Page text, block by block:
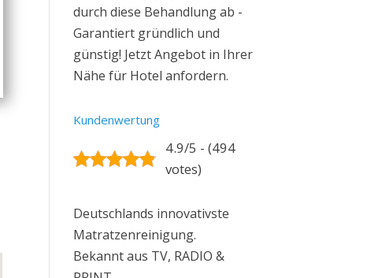
durch diese Behandlung ab -
Garantiert gründlich und
günstig! Jetzt Angebot in Ihrer
Nähe für Hotel anfordern.
Kundenwertung
4.9/5 - (494
votes)
Deutschlands innovativste
Matratzenreinigung.
Bekannt aus TV, RADIO &